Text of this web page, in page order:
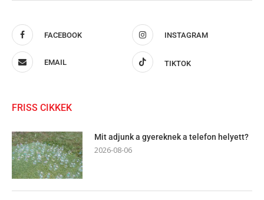
FACEBOOK INSTAGRAM
EMAIL TIKTOK
FRISS CIKKEK
Mit adjunk a gyereknek a telefon helyett?
2026-08-06